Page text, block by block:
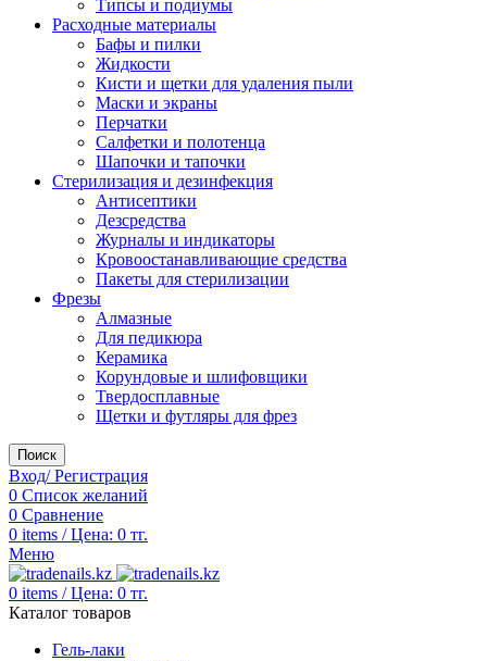
Типсы и подиумы
Расходные материалы
Бафы и пилки
Жидкости
Кисти и щетки для удаления пыли
Маски и экраны
Перчатки
Салфетки и полотенца
Шапочки и тапочки
Стерилизация и дезинфекция
Антисептики
Дезсредства
Журналы и индикаторы
Кровоостанавливающие средства
Пакеты для стерилизации
Фрезы
Алмазные
Для педикюра
Керамика
Корундовые и шлифовщики
Твердосплавные
Щетки и футляры для фрез
Поиск
Вход/ Регистрация
0 Список желаний
0 Сравнение
0 items / Цена: 0 тг.
Меню
0 items / Цена: 0 тг.
Каталог товаров
Гель-лаки